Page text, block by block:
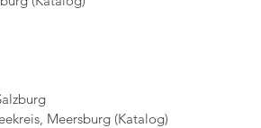
Meersburg (Katalog)